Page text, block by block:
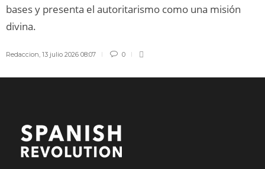
bases y presenta el autoritarismo como una misión
divina.
Redaccion, 13 julio 2026 08:07 0